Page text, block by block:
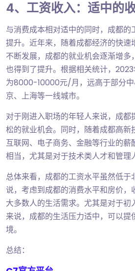
4、工资收入：适中的
与消费成本相对适中的同时，成都的
提升。近年来，随着成都经济的快速
不断发展，成都的就业机会逐渐增多
也得到了提升。根据相关统计，
为8000-10000元/月，远高于部分
京、上海等一线城市。
对于刚进入职场的年轻人来说，成都
松的就业机会。同时，随着成都高新
互联网、电子商务、金融等行业的薪
相当，尤其是对于技术类人才和管理
总体来看，成都的工资水平虽然低于
说，考虑到成都的消费水平和房价，
大多数人的生活需求。尤其是对于初
来说，成都的生活压力适中，可以提
境。
总结：